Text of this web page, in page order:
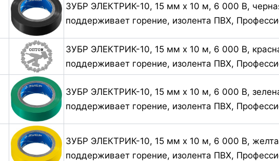
ЗУБР ЭЛЕКТРИК-10, 15 мм х 10 м, 6 000 В,
поддерживает горение, изолента ПВХ,
ЗУБР ЭЛЕКТРИК-10, 15 мм х 10 м, 6 000 В,
поддерживает горение, изолента ПВХ,
ЗУБР ЭЛЕКТРИК-10, 15 мм х 10 м, 6 000 В,
поддерживает горение, изолента ПВХ,
ЗУБР ЭЛЕКТРИК-10, 15 мм х 10 м, 6 000 В,
поддерживает горение, изолента ПВХ,